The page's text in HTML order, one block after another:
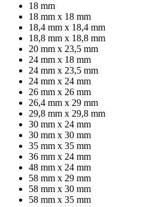
18 mm
18 mm x 18 mm
18,4 mm x 18,4 mm
18,8 mm x 18,8 mm
20 mm x 23,5 mm
24 mm x 18 mm
24 mm x 23,5 mm
24 mm x 24 mm
26 mm x 26 mm
26,4 mm x 29 mm
29,8 mm x 29,8 mm
30 mm x 24 mm
30 mm x 30 mm
35 mm x 35 mm
36 mm x 24 mm
48 mm x 24 mm
58 mm x 29 mm
58 mm x 30 mm
58 mm x 35 mm